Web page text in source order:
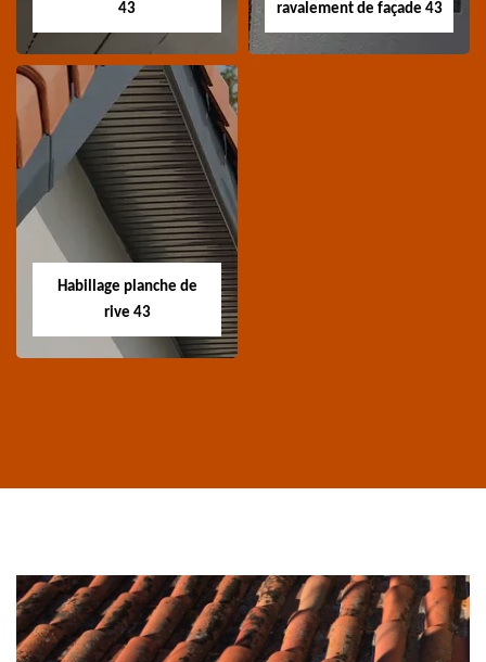
43
Traitement de
charpente 43
Spécialiste en
traitement de
Loire
ravalement de façade 43
Habillage planche de
rive 43
de rive 43
Haute-Loire